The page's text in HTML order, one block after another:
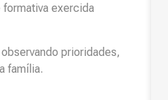
formativa exercida
prioridades,
família.